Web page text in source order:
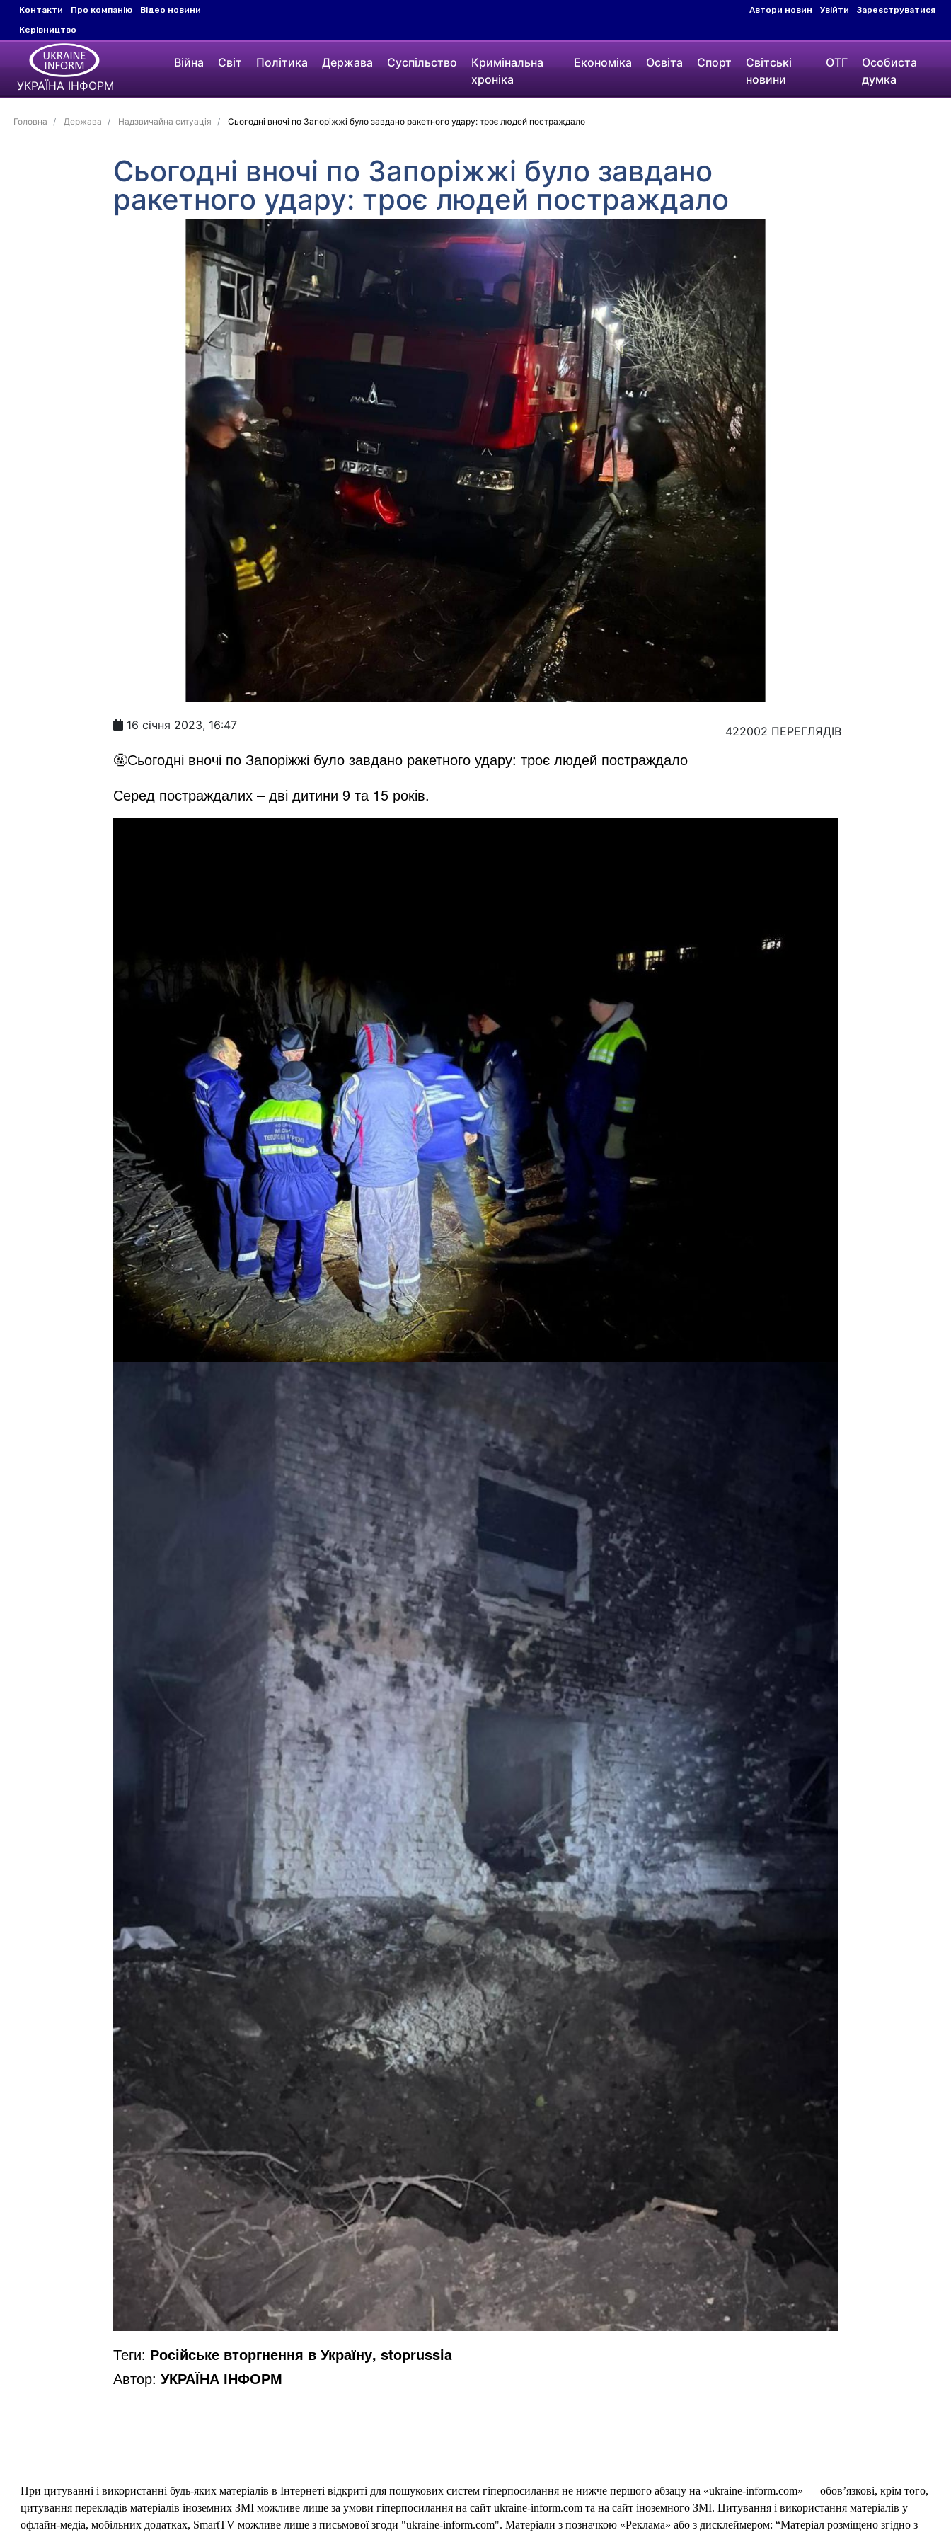
Контакти Про компанію
Відео новини
Керівництво
Автори новин Увійти Зареєструватися
УКРАЇНА ІНФОРМ
Війна Світ Політика Держава Суспільство
Кримінальна
хроніка
Економіка Освіта Спорт
Світські
новини
ОТГ
Особиста
думка
Головна Держава Надзвичайна ситуація Сьогодні вночі по Запоріжжі було завдано ракетного удару: троє людей постраждало
Сьогодні вночі по Запоріжжі було завдано
ракетного удару: троє людей постраждало
16 січня 2023, 16:47 422002 ПЕРЕГЛЯДІВ
🤬Сьогодні вночі по Запоріжжі було завдано ракетного удару: троє людей постраждало
Серед постраждалих – дві дитини 9 та 15 років.
Теги: Російське вторгнення в Україну, stoprussia
Автор: УКРАЇНА ІНФОРМ
При цитуванні і використанні будь-яких матеріалів в Інтернеті відкриті для пошукових систем гіперпосилання не нижче першого абзацу на «ukraine-inform.com» — обов’язкові, крім того,
цитування перекладів матеріалів іноземних ЗМІ можливе лише за умови гіперпосилання на сайт ukraine-inform.com та на сайт іноземного ЗМІ. Цитування і використання матеріалів у
офлайн-медіа, мобільних додатках, SmartTV можливе лише з письмової згоди "ukraine-inform.com". Матеріали з позначкою «Реклама» або з дисклеймером: “Матеріал розміщено згідно з